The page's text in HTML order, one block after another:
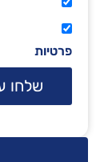
פרטיות
שלחו